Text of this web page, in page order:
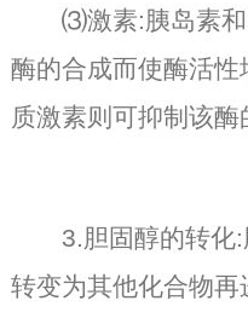
⑶激素:胰岛素和
酶的合成而使酶活
质激素则可抑制该酶
3.胆固醇的转化:
转变为其他化合物